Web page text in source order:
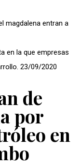
magdalena entran a
en la que empresas
23/09/2020
de
por
en